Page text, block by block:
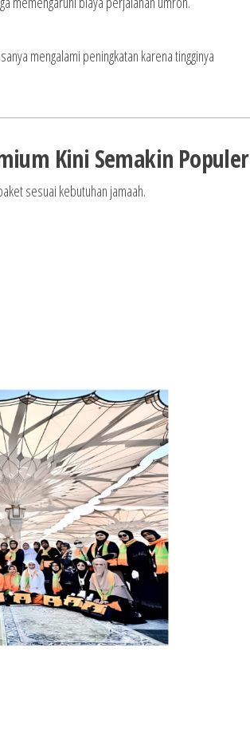
mengalami peningkatan karena tingginya
Kini Semakin Populer
sesuai kebutuhan jamaah.